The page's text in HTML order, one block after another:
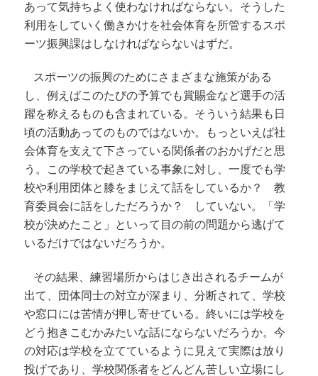
あって気持ちよく使わなければならない。そうした
利用をしていく働きかけを社会体育を所管するスポ
ーツ振興課はしなければならないはずだ。
スポーツの振興のためにさまざまな施策がある
し、例えばこのたびの予算でも賞賜金など選手の活
躍を称えるものも含まれている。そういう結果も日
頃の活動あってのものではないか。もっといえば社
会体育を支えて下さっている関係者のおかげだと思
う。この学校で起きている事象に対し、一度でも学
校や利用団体と膝をまじえて話をしているか？ 教
育委員会に話をしただろうか？ していない。「学
校が決めたこと」といって目の前の問題から逃げて
いるだけではないだろうか。
その結果、練習場所からはじき出されるチームが
出て、団体同士の対立が深まり、分断されて、学校
や窓口には苦情が押し寄せている。終いには学校を
どう抱きこむかみたいな話にならないだろうか。今
の対応は学校を立てているように見えて実際は放り
投げであり、学校関係者をどんどん苦しい立場にし